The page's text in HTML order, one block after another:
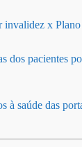
invalidez x Plano
dos pacientes
à saúde das